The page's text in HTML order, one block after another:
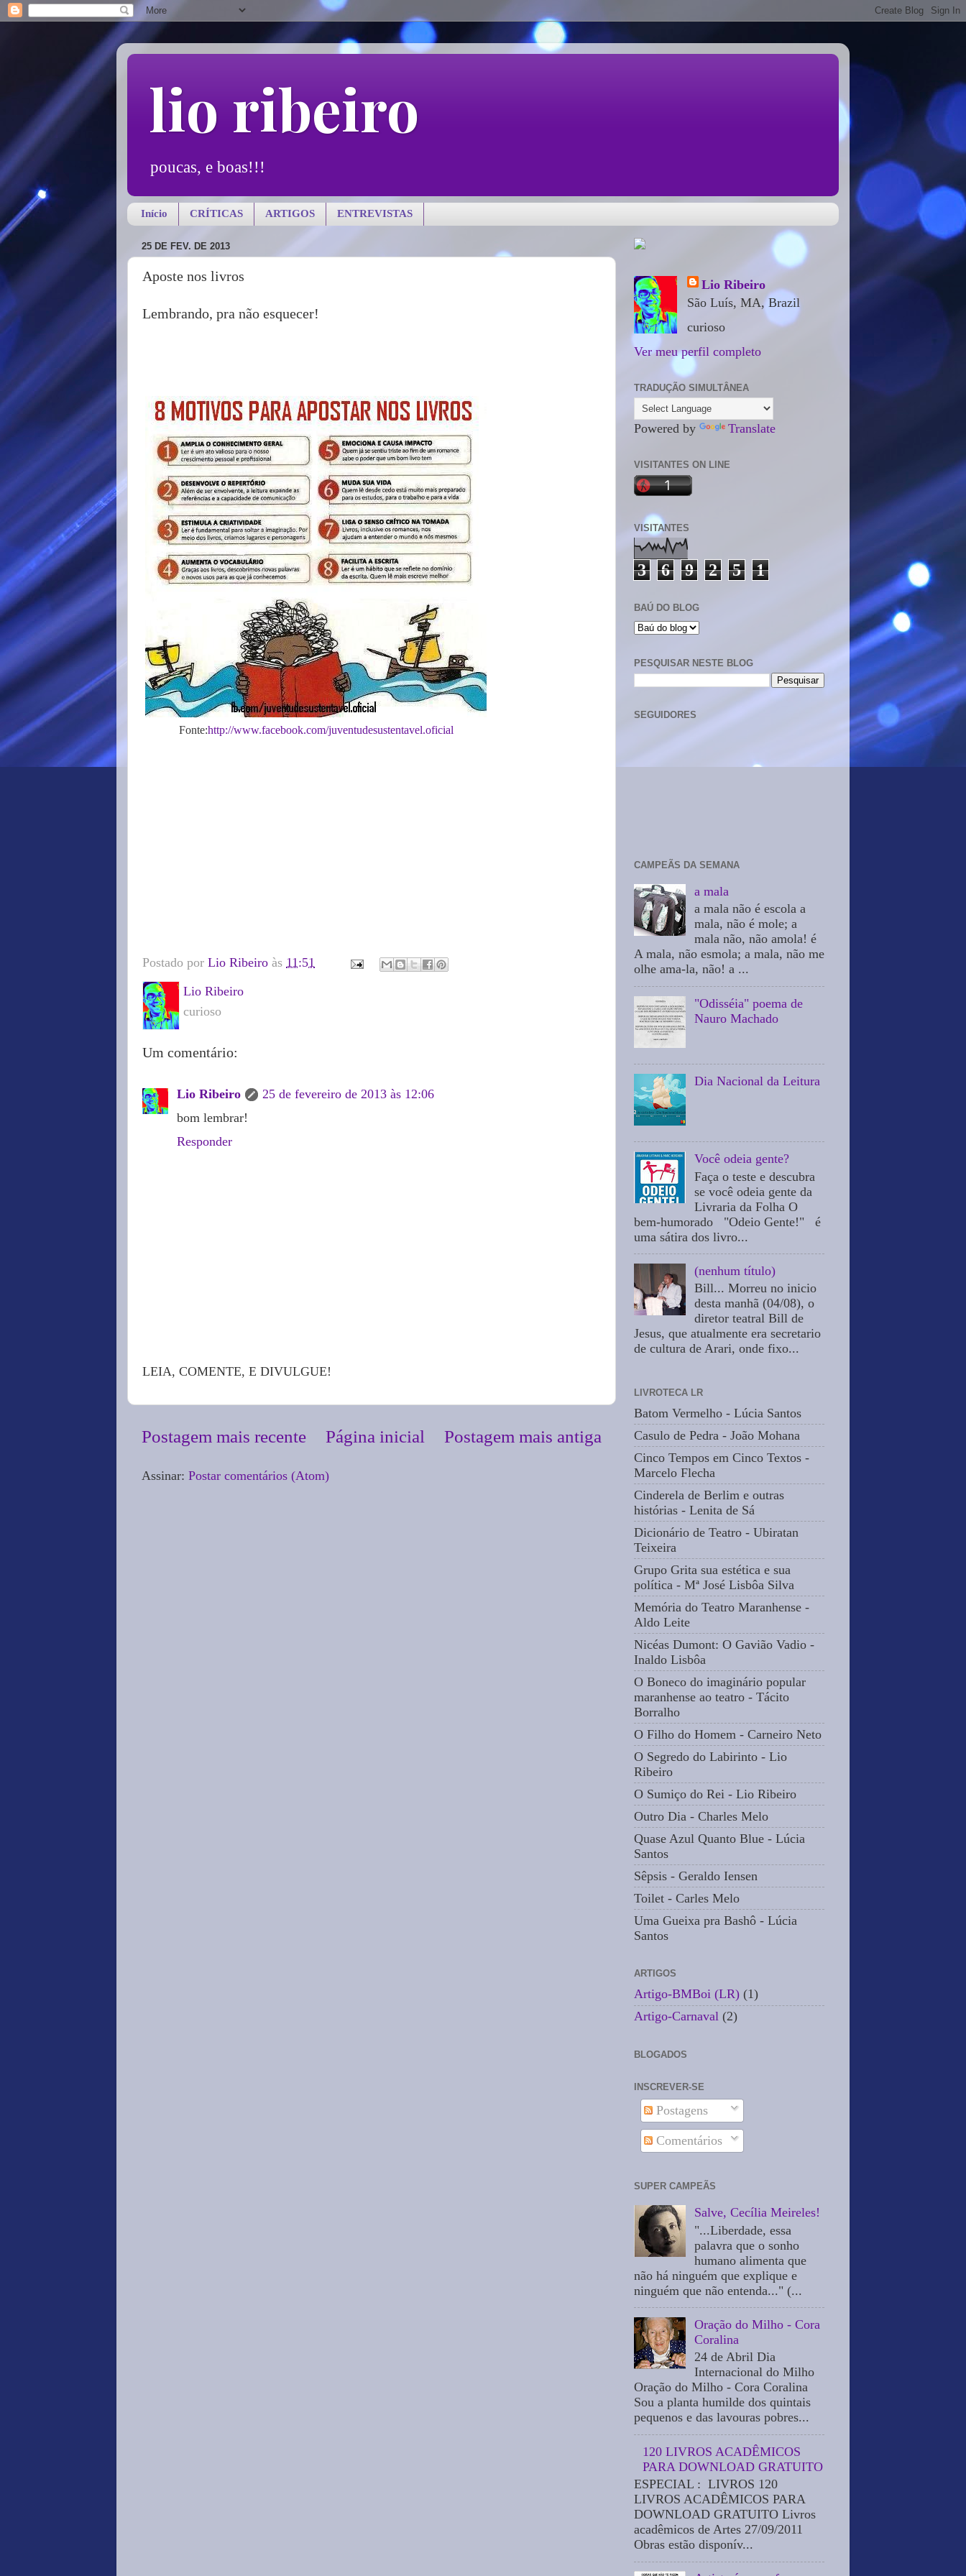
lio ribeiro
poucas, e boas!!!
Início CRÍTICAS ARTIGOS ENTREVISTAS
25 DE FEV. DE 2013
Aposte nos livros
Lembrando, pra não esquecer!
Fonte:http://www.facebook.com/juventudesustentavel.oficial
Postado por Lio Ribeiro às 11:51
Lio Ribeiro
curioso
Um comentário:
Lio Ribeiro
25 de fevereiro de 2013 às 12:06
bom lembrar!
Responder
LEIA, COMENTE, E DIVULGUE!
Postagem mais recente Postagem mais antiga
Página inicial
Assinar: Postar comentários (Atom)
Lio Ribeiro
São Luís, MA, Brazil
curioso
Ver meu perfil completo
TRADUÇÃO SIMULTÂNEA
Powered by Translate
VISITANTES ON LINE
VISITANTES
3 6 9 2 5 1
BAÚ DO BLOG
PESQUISAR NESTE BLOG
SEGUIDORES
CAMPEÃS DA SEMANA
a mala
a mala não é escola a
mala, não é mole; a
mala não, não amola! é
A mala, não esmola; a mala, não me
olhe ama-la, não! a ...
"Odisséia" poema de
Nauro Machado
Dia Nacional da Leitura
Você odeia gente?
Faça o teste e descubra
se você odeia gente da
Livraria da Folha O
bem-humorado "Odeio Gente!" é
uma sátira dos livro...
(nenhum título)
Bill... Morreu no inicio
desta manhã (04/08), o
diretor teatral Bill de
Jesus, que atualmente era secretario
de cultura de Arari, onde fixo...
LIVROTECA LR
Batom Vermelho - Lúcia Santos
Casulo de Pedra - João Mohana
Cinco Tempos em Cinco Textos -
Marcelo Flecha
Cinderela de Berlim e outras
histórias - Lenita de Sá
Dicionário de Teatro - Ubiratan
Teixeira
Grupo Grita sua estética e sua
política - Mª José Lisbôa Silva
Memória do Teatro Maranhense -
Aldo Leite
Nicéas Dumont: O Gavião Vadio -
Inaldo Lisbôa
O Boneco do imaginário popular
maranhense ao teatro - Tácito
Borralho
O Filho do Homem - Carneiro Neto
O Segredo do Labirinto - Lio
Ribeiro
O Sumiço do Rei - Lio Ribeiro
Outro Dia - Charles Melo
Quase Azul Quanto Blue - Lúcia
Santos
Sêpsis - Geraldo Iensen
Toilet - Carles Melo
Uma Gueixa pra Bashô - Lúcia
Santos
ARTIGOS
Artigo-BMBoi (LR) (1)
Artigo-Carnaval (2)
BLOGADOS
INSCREVER-SE
Postagens
Comentários
SUPER CAMPEÃS
Salve, Cecília Meireles!
"...Liberdade, essa
palavra que o sonho
humano alimenta que
não há ninguém que explique e
ninguém que não entenda..." (...
Oração do Milho - Cora
Coralina
24 de Abril Dia
Internacional do Milho
Oração do Milho - Cora Coralina
Sou a planta humilde dos quintais
pequenos e das lavouras pobres...
120 LIVROS ACADÊMICOS
PARA DOWNLOAD GRATUITO
ESPECIAL : LIVROS 120
LIVROS ACADÊMICOS PARA
DOWNLOAD GRATUITO Livros
acadêmicos de Artes 27/09/2011
Obras estão disponív...